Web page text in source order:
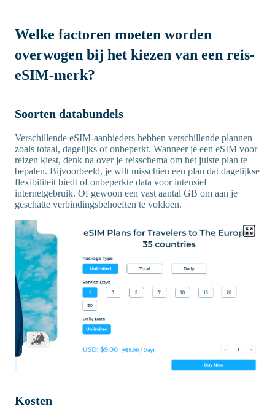
Welke factoren moeten worden
overwogen bij het kiezen van een reis-
eSIM-merk?
Soorten databundels
Verschillende eSIM-aanbieders hebben verschillende plannen
zoals totaal, dagelijks of onbeperkt. Wanneer je een eSIM voor
reizen kiest, denk na over je reisschema om het juiste plan te
bepalen. Bijvoorbeeld, je wilt misschien een plan dat dagelijkse
flexibiliteit biedt of onbeperkte data voor intensief
internetgebruik. Of gewoon een vast aantal GB om aan je
geschatte verbindingsbehoeften te voldoen.
Kosten